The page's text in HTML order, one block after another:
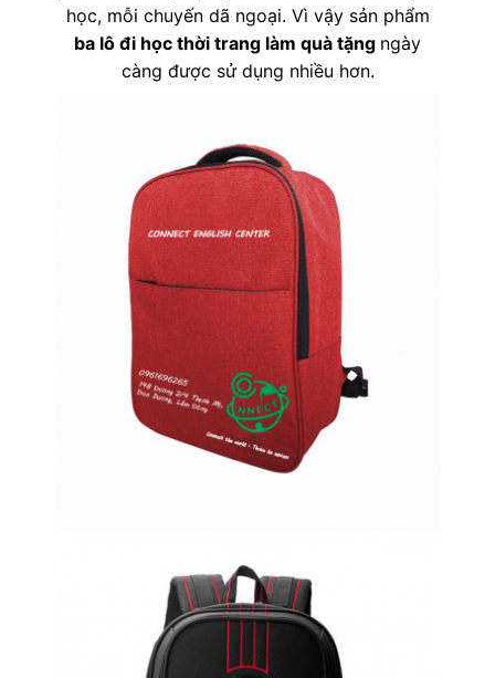
học, mỗi chuyến dã ngoại. Vì vậy sản phẩm
ba lô đi học thời trang làm quà tặng ngày
càng được sử dụng nhiều hơn.